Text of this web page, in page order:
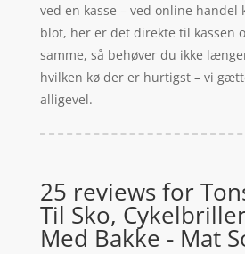
ved en kasse – ved online handel
blot, her er det direkte til kassen
samme, så behøver du ikke
hvilken kø der er hurtigst – vi
alligevel.
25 reviews for
Til Sko,
Med Bakke - Mat